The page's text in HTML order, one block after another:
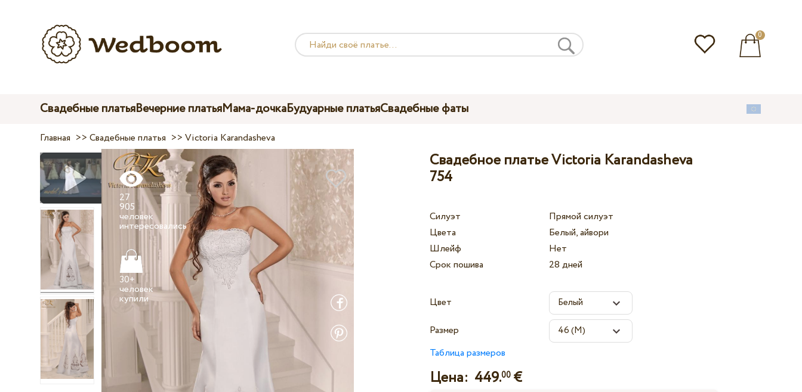
0
Свадебные платьяВечерние платьяМама-дочкаБудуарные платьяСвадебные фаты
Главная >>Свадебные платья >>Victoria Karandasheva
27
905
человек
интересовались
30+
человек
купили
Свадебное платье Victoria Karandasheva
754
Силуэт
Прямой силуэт
Цвета
Белый, айвори
Шлейф
Нет
Срок пошива
28 дней
Цвет
Размер
Таблица размеров
Цена: 449.00 €